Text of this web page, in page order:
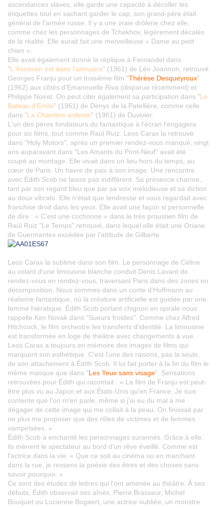
ascendances slaves, elle garde une capacité à décoller les
étiquettes tout en sachant garder le cap, son grand-père était
général de l'armée russe. Il y a une vraie drôlerie chez elle,
comme chez les personnages de Tchekhov, légèrement décalés
de la réalité. Elle aurait fait une merveilleuse « Dame au petit
chien ».
Elle avait également donné la réplique à Fernandel dans
"L'Assassin est dans l'annuaire" (1961) de Léo Joannon, retrouvé
Georges Franju pour un troisième film "Thérèse Desqueyroux"
(1962) aux côtés d'Emannuelle Riva (disparue récemment) et
Philippe Noiret. On peut citer également sa participation dans "Le
Bateau d'Emile" (1961) de Denys de la Patellière, comme celle
dans "La Chambre ardente" (1961) de Duvivier.
L'un des pères fondateurs du fantastique à l'écran l'engagera
pour six films, tout comme Raùl Ruiz. Leos Carax la retrouve
dans "Holy Motors", après un premier rendez-vous manqué, vingt
ans auparavant dans "Les Amants du Pont-Neuf" avait été
coupé au montage. Elle vivait dans un lieu hors du temps, au
cœur de Paris. Un havre de paix à son image. Une rencontre
avec Édith Scob ne laisse pas indifférent. Sa présence charme,
tant par son regard bleu que par sa voix mélodieuse et sa diction
au doux vibrato. Elle n'était que tendresse et vous regardait avec
franchise droit dans les yeux. Elle avait une façon si personnelle
de dire : « C'est une cochonne » dans le très proustien film de
Raúl Ruiz "Le Temps" retrouvé , dans lequel elle était une Oriane
de Guermantes excédée par l'attitude de Gilberte.
Leos Carax la sublime dans son film. Le personnage de Céline
au volant d'une limousine blanche conduit Denis Lavant de
rendez-vous en rendez-vous, traversant Paris dans des zones en
décomposition. Nous sommes dans un conte d'Hoffmann au
réalisme fantastique, où la créature artificielle est guidée par une
femme hiératique. Édith Scob portant chignon en spirale nous
rappelle Kim Novak dans "Sueurs froides". Comme chez Alfred
Hitchcock, le film orchestre les transferts d'identité. La limousine
est transformée en loge de théâtre avec changements à vue.
Leos Carax a toujours en mémoire des images de films qui
marquent son esthétique. C'est l'une des raisons, pas la seule,
de son attachement à Édith Scob. Il lui fait porter à la fin du film le
même masque que dans "Les Yeux sans visage". Sensations
retrouvées pour Édith qui racontait : « Le film de Franju est peut-
être plus vu au Japon et aux États-Unis qu'en France. Je suis
contente que l'on m'en parle, même si j'ai eu du mal à me
dégager de cette image qui me collait à la peau. On finissait par
ne plus me proposer que des rôles de victimes et de femmes
vampirisées. »
Édith Scob a enchanté les personnages surannés. Grâce à elle,
ils mènent le spectateur au bord d'un rêve éveillé. Comme est
l'actrice dans la vie. « Que ce soit au cinéma ou en marchant
dans la rue, je ressens la poésie des êtres et des choses sans
savoir pourquoi. »
Ce sont des études de lettres qui l'ont amenée au théâtre. À ses
débuts, Édith observait ses aînés, Pierre Brasseur, Michel
Bouquet ou Lucienne Bogaert, une actrice oubliée, un monstre